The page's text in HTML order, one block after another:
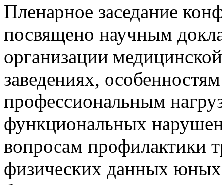
Пленарное заседание
посвящено научным
организации
заведениях,
профессиональным
функциональных
вопросам профилактики
физических данных